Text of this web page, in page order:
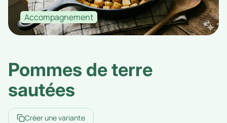
Accompagnement
Pommes de terre
sautées
Créer une variante